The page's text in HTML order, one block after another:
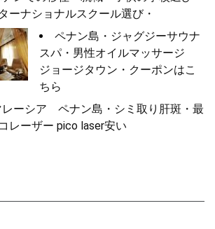
ーナショナルスクール選び・
ペナン島・ジャグジーサウナ
スパ・男性オイルマッサージ
ジョージタウン・クーポンはこ
ちら
レーシア ペナン島・シミ取り肝斑・最
レーザー pico laser安い